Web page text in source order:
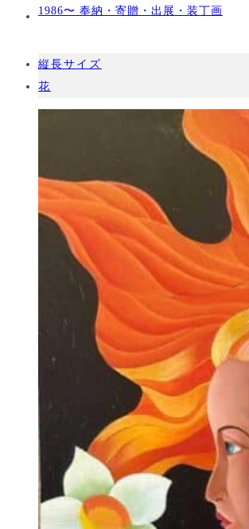
1986〜 奉納・寄贈・出展・装丁画
縦長サイズ
花